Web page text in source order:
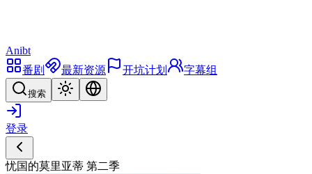
Anibt
番剧
最新资源 开坑计划 字幕组
搜索
登录
忧国的莫里亚蒂 第二季